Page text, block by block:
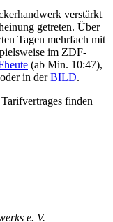
verstärkt
getreten. Über
Tagen mehrfach mit
im ZDF-
(ab Min. 10:47),
in derBILD.
finden
e. V.